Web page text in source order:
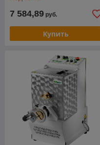
7 584,89 руб.
Купить